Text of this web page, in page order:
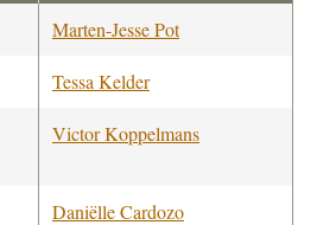
Marten-Jesse Pot
Tessa Kelder
Victor Koppelmans
Daniëlle Cardozo